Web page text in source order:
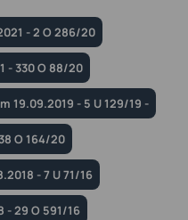
- 2 O 286/20
- 330 O 88/20
19.09.2019 - 5 U 129/19 -
O 164/20
- 7 U 71/16
- 29 O 591/16